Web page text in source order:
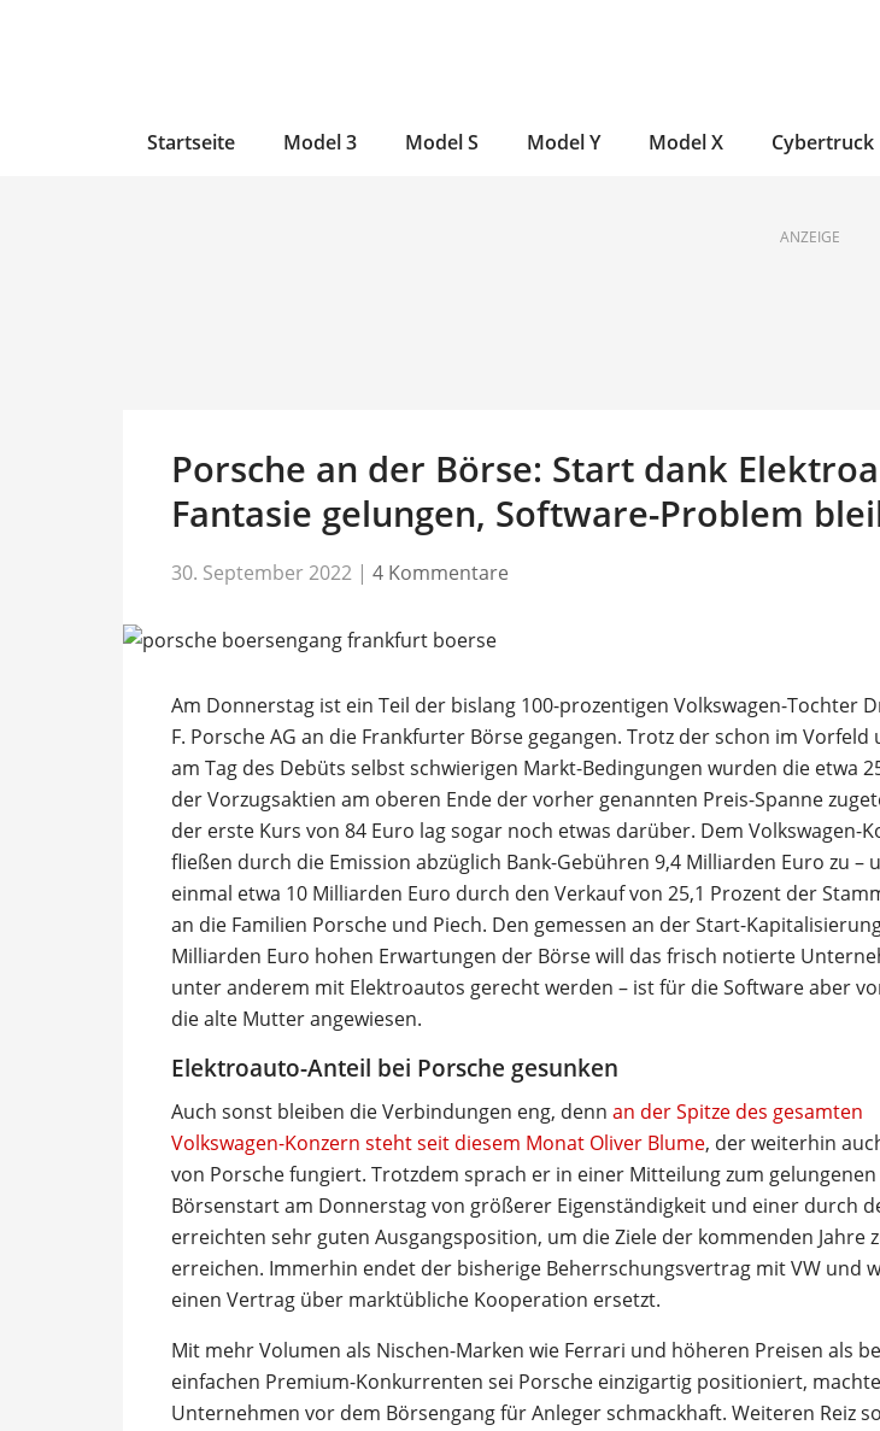
Startseite Model 3 Model S Model Y Model X Cybertruck
ANZEIGE
Porsche an der Börse: Start dank
Fantasie gelungen, Software-Problem
30. September 2022 | 4 Kommentare
Am Donnerstag ist ein Teil der bislang 100-prozentigen Volkswagen-Tochter
F. Porsche AG an die Frankfurter Börse gegangen. Trotz der schon im Vorfeld
am Tag des Debüts selbst schwierigen Markt-Bedingungen wurden die etwa
der Vorzugsaktien am oberen Ende der vorher genannten Preis-Spanne
der erste Kurs von 84 Euro lag sogar noch etwas darüber. Dem Volkswagen-
fließen durch die Emission abzüglich Bank-Gebühren 9,4 Milliarden Euro zu –
einmal etwa 10 Milliarden Euro durch den Verkauf von 25,1 Prozent der
an die Familien Porsche und Piech. Den gemessen an der Start-
Milliarden Euro hohen Erwartungen der Börse will das frisch notierte
unter anderem mit Elektroautos gerecht werden – ist für die Software aber
die alte Mutter angewiesen.
Elektroauto-Anteil bei Porsche gesunken
Auch sonst bleiben die Verbindungen eng, denn an der Spitze des gesamten
Volkswagen-Konzern steht seit diesem Monat Oliver Blume, der weiterhin
von Porsche fungiert. Trotzdem sprach er in einer Mitteilung zum gelungenen
Börsenstart am Donnerstag von größerer Eigenständigkeit und einer durch
erreichten sehr guten Ausgangsposition, um die Ziele der kommenden Jahre
erreichen. Immerhin endet der bisherige Beherrschungsvertrag mit VW und
einen Vertrag über marktübliche Kooperation ersetzt.
Mit mehr Volumen als Nischen-Marken wie Ferrari und höheren Preisen als
einfachen Premium-Konkurrenten sei Porsche einzigartig positioniert,
Unternehmen vor dem Börsengang für Anleger schmackhaft. Weiteren Reiz